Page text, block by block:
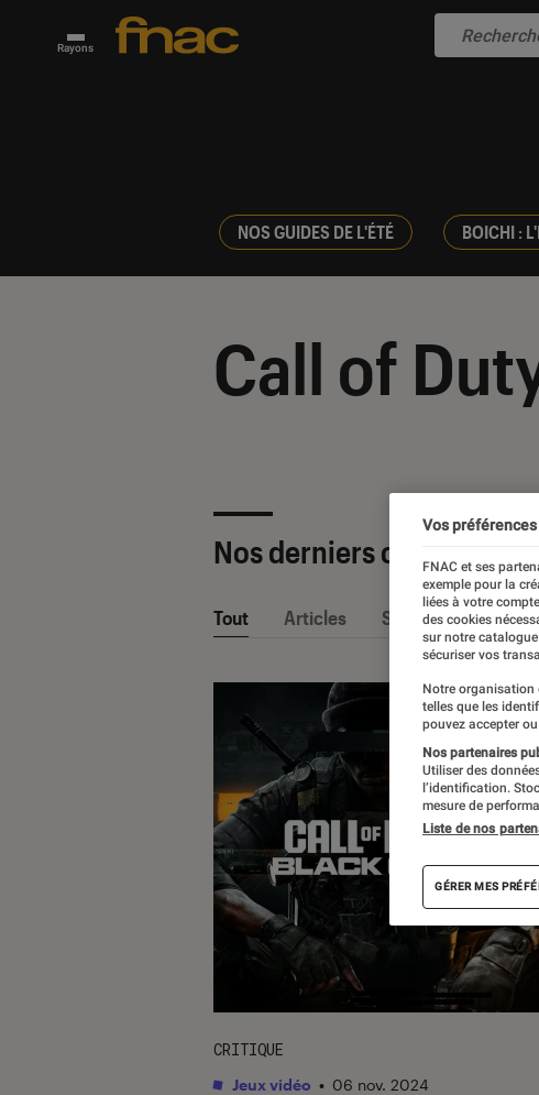
Rayons
NOS GUIDES DE L'ÉTÉ BOICHI :
Call of
Nos derniers contenus
Tout Articles Sélections et
CRITIQUE
Jeux vidéo • 06 nov. 2024
Vos
FNAC et ses
exemple pour la
liées à votre
des cookies
sur notre
sécuriser vos
Notre organisation
telles que les
pouvez accepter
Nos partenaires
Utiliser des
l’identification.
mesure de
Liste de nos
GÉRER MES